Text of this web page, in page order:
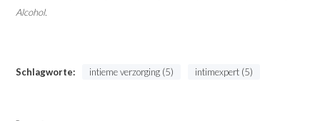
Alcohol.
Schlagworte: intieme verzorging (5) intimexpert (5)